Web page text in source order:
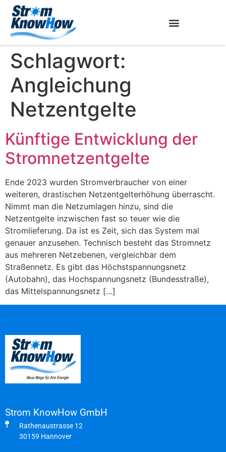
Schlagwort:
Angleichung
Netzentgelte
Künftige Entwicklung der
Stromnetzentgelte
Ende 2023 wurden Stromverbraucher von einer
weiteren, drastischen Netzentgelterhöhung überrascht.
Nimmt man die Netzumlagen hinzu, sind die
Netzentgelte inzwischen fast so teuer wie die
Stromlieferung. Da ist es Zeit, sich das System mal
genauer anzusehen. Technisch besteht das Stromnetz
aus mehreren Netzebenen, vergleichbar dem
Straßennetz. Es gibt das Höchstspannungsnetz
(Autobahn), das Hochspannungsnetz (Bundesstraße),
das Mittelspannungsnetz […]
Strom KnowHow GmbH
Rathenaustrasse 12
30159 Hannover